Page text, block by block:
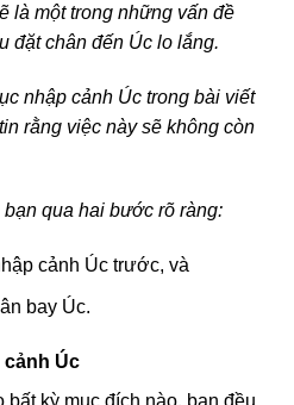
là một trong những vấn đề
đặt chân đến Úc lo lắng.
nhập cảnh Úc trong bài viết
tin rằng việc này sẽ không còn
qua hai bước rõ ràng:
cảnh Úc trước, và
bay Úc.
Úc
bất kỳ mục đích nào, bạn đều